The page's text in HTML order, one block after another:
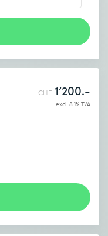
CHF 1’200.-
excl. 8.1% TVA